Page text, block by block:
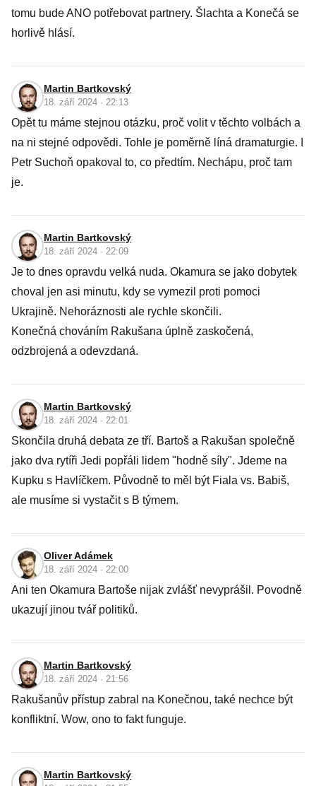
tomu bude ANO potřebovat partnery. Šlachta a Konečá se
horlivě hlásí.
Martin Bartkovský
18. září 2024 · 22:13
Opět tu máme stejnou otázku, proč volit v těchto volbách a
na ni stejné odpovědi. Tohle je poměrně líná dramaturgie. I
Petr Suchoň opakoval to, co předtím. Nechápu, proč tam
je.
Martin Bartkovský
18. září 2024 · 22:09
Je to dnes opravdu velká nuda. Okamura se jako dobytek
choval jen asi minutu, kdy se vymezil proti pomoci
Ukrajině. Nehoráznosti ale rychle skončili.
Konečná chováním Rakušana úplně zaskočená,
odzbrojená a odevzdaná.
Martin Bartkovský
18. září 2024 · 22:01
Skončila druhá debata ze tří. Bartoš a Rakušan společně
jako dva rytíři Jedi popřáli lidem "hodně síly". Jdeme na
Kupku s Havlíčkem. Původně to měl být Fiala vs. Babiš,
ale musíme si vystačit s B týmem.
Oliver Adámek
18. září 2024 · 22:00
Ani ten Okamura Bartoše nijak zvlášť nevyprášil. Povodně
ukazují jinou tvář politiků.
Martin Bartkovský
18. září 2024 · 21:56
Rakušanův přístup zabral na Konečnou, také nechce být
konfliktní. Wow, ono to fakt funguje.
Martin Bartkovský